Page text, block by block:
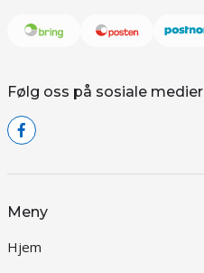
Følg oss på sosiale medier
Meny
Hjem